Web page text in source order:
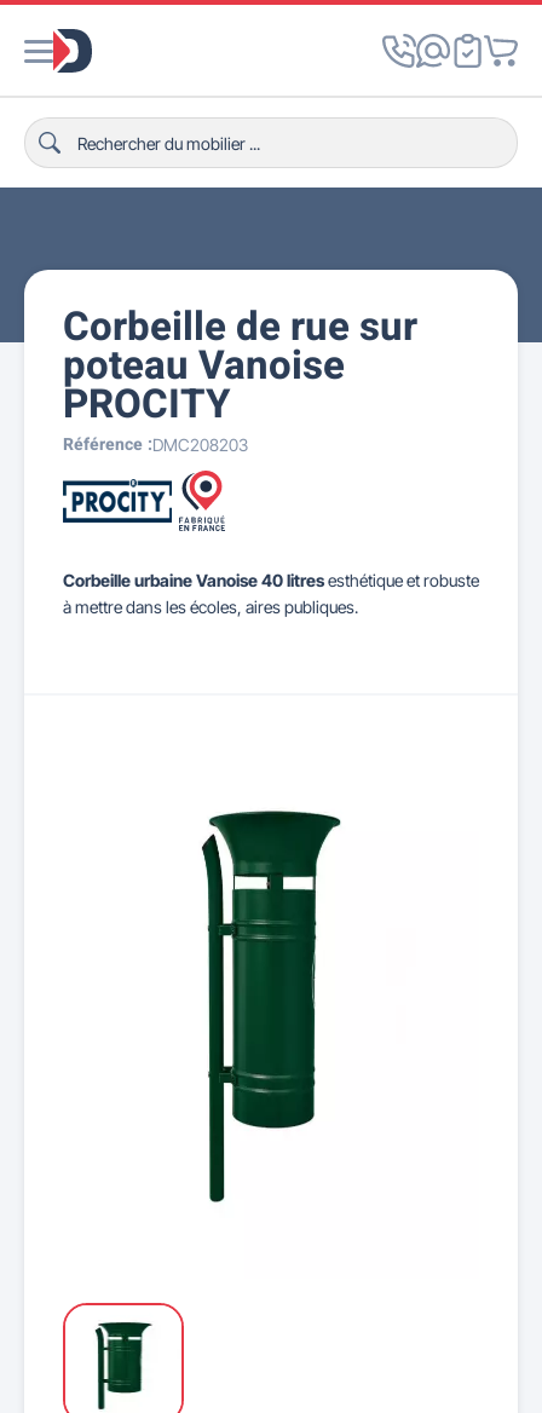
Corbeille de rue sur
poteau Vanoise
PROCITY
Référence :DMC208203
Corbeille urbaine Vanoise 40 litresesthétique et robuste
à mettre dans les écoles, aires publiques.